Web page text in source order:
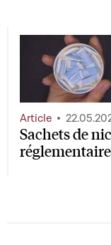
Sachets de
réglementaire
Article